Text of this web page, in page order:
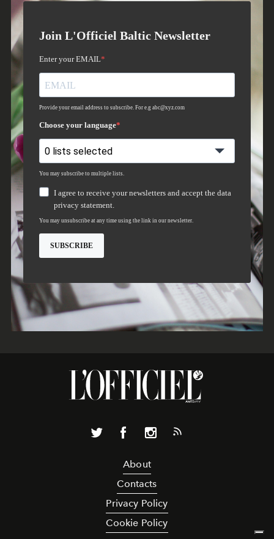
About
Contacts
Privacy Policy
Cookie Policy